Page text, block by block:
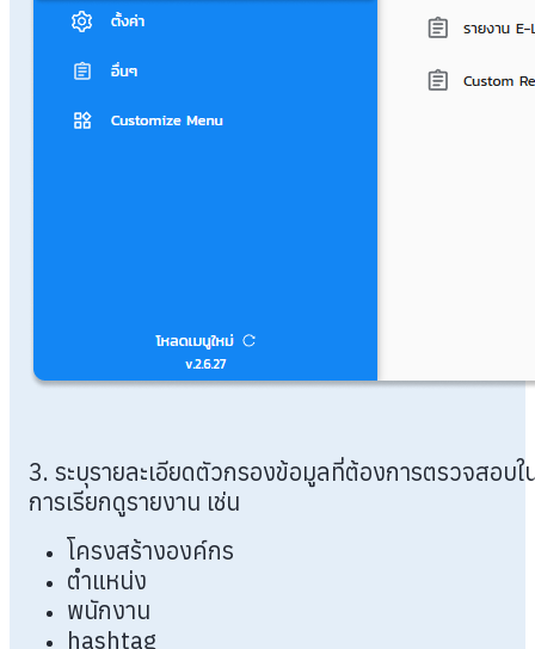
3. ระบุรายละเอียดตัวกรองข้อมูลที่ต้องการตรวจสอบใ
การเรียกดูรายงาน เช่น
โครงสร้างองค์กร
ตำแหน่ง
พนักงาน
hashtag